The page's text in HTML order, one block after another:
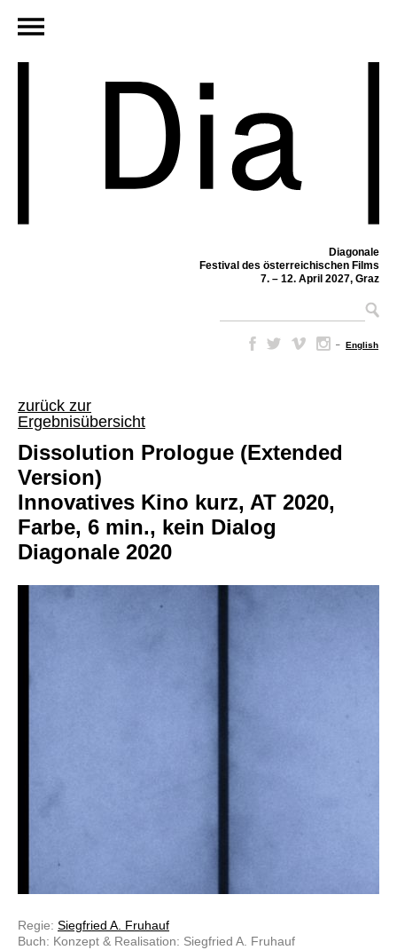
Diagonale
Festival des österreichischen Films
7. – 12. April 2027, Graz
– English
zurück zur
Ergebnisübersicht
Dissolution Prologue (Extended
Version)
Innovatives Kino kurz, AT 2020,
Farbe, 6 min., kein Dialog
Diagonale 2020
Regie: Siegfried A. Fruhauf
Buch: Konzept & Realisation: Siegfried A. Fruhauf